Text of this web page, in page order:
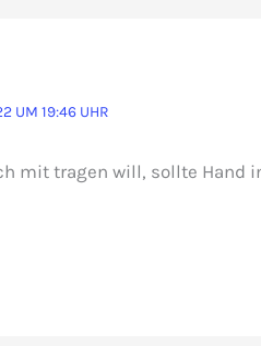
UM 19:46 UHR
mit tragen will, sollte Hand